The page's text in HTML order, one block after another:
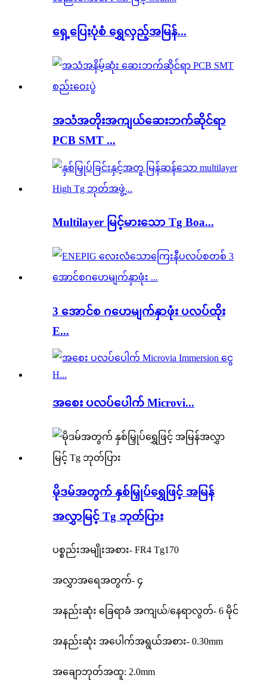
ရှေ့ပြေးပုံစံ ရွှေလှည့်အမြန်...
အသံအတိုးအကျယ်ဆေးဘက်ဆိုင်ရာ
PCB SMT ...
Multilayer မြင့်မားသော Tg Boa...
3 အောင်စ ဂဟေမျက်နှာဖုံး ပလပ်ထိုး
E...
အစေး ပလပ်ပေါက် Microvi...
မိုဒမ်အတွက် နှစ်မြှုပ်ရွှေဖြင့် အမြန်
အလွှာမြင့် Tg ဘုတ်ပြား
ပစ္စည်းအမျိုးအစား- FR4 Tg170
အလွှာအရေအတွက်- ၄
အနည်းဆုံး ခြေရာခံ အကျယ်/နေရာလွတ်- 6 မိုင်
အနည်းဆုံး အပေါက်အရွယ်အစား- 0.30mm
အချောဘုတ်အထူ: 2.0mm